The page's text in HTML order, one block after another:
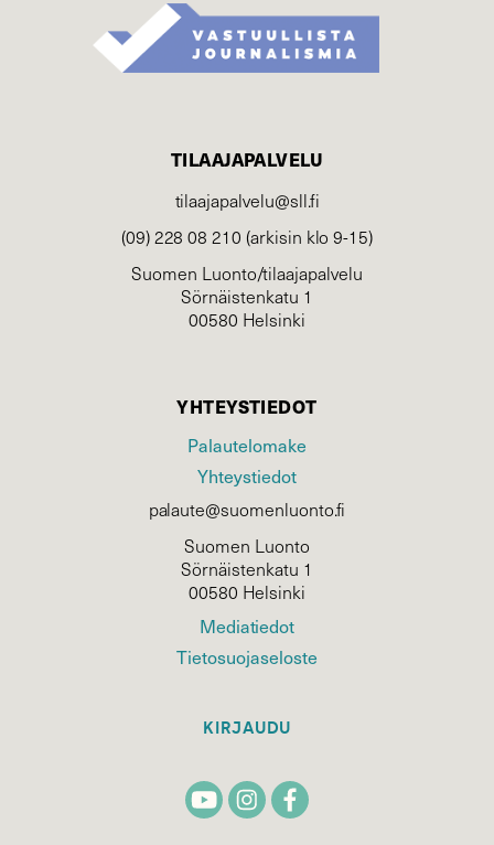
TILAAJAPALVELU
tilaajapalvelu@sll.fi
(09) 228 08 210 (arkisin klo 9-15)
Suomen Luonto/tilaajapalvelu
Sörnäistenkatu 1
00580 Helsinki
YHTEYSTIEDOT
Palautelomake
Yhteystiedot
palaute@suomenluonto.fi
Suomen Luonto
Sörnäistenkatu 1
00580 Helsinki
Mediatiedot
Tietosuojaseloste
KIRJAUDU